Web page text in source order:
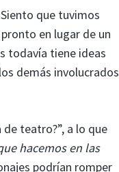
que tuvimos
en lugar de un
todavía tiene ideas
demás involucrados
teatro?”, a lo que
hacemos en las
podrían romper